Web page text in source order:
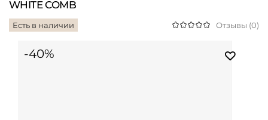
WHITE COMB
Есть в наличии Отзывы (0)
-40%